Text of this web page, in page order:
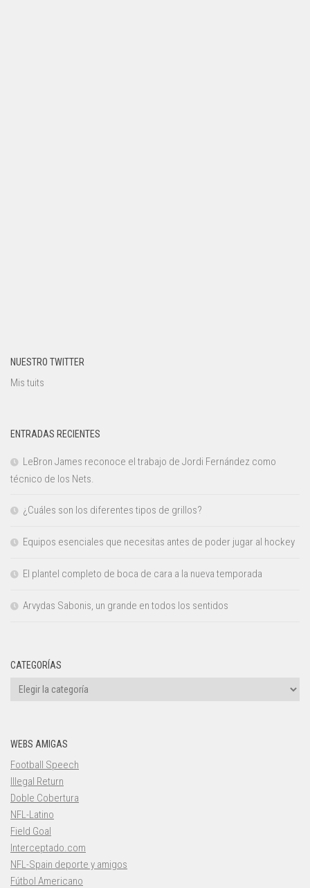
NUESTRO TWITTER
Mis tuits
ENTRADAS RECIENTES
LeBron James reconoce el trabajo de Jordi Fernández como
técnico de los Nets.
¿Cuáles son los diferentes tipos de grillos?
Equipos esenciales que necesitas antes de poder jugar al hockey
El plantel completo de boca de cara a la nueva temporada
Arvydas Sabonis, un grande en todos los sentidos
CATEGORÍAS
Categorías
WEBS AMIGAS
Football Speech
Illegal Return
Doble Cobertura
NFL-Latino
Field Goal
Interceptado.com
NFL-Spain deporte y amigos
Fútbol Americano